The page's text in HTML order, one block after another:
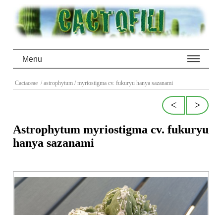
Menu
Cactaceae / astrophytum / myriostigma cv. fukuryu hanya sazanami
>
<
Astrophytum myriostigma cv. fukuryu
hanya sazanami